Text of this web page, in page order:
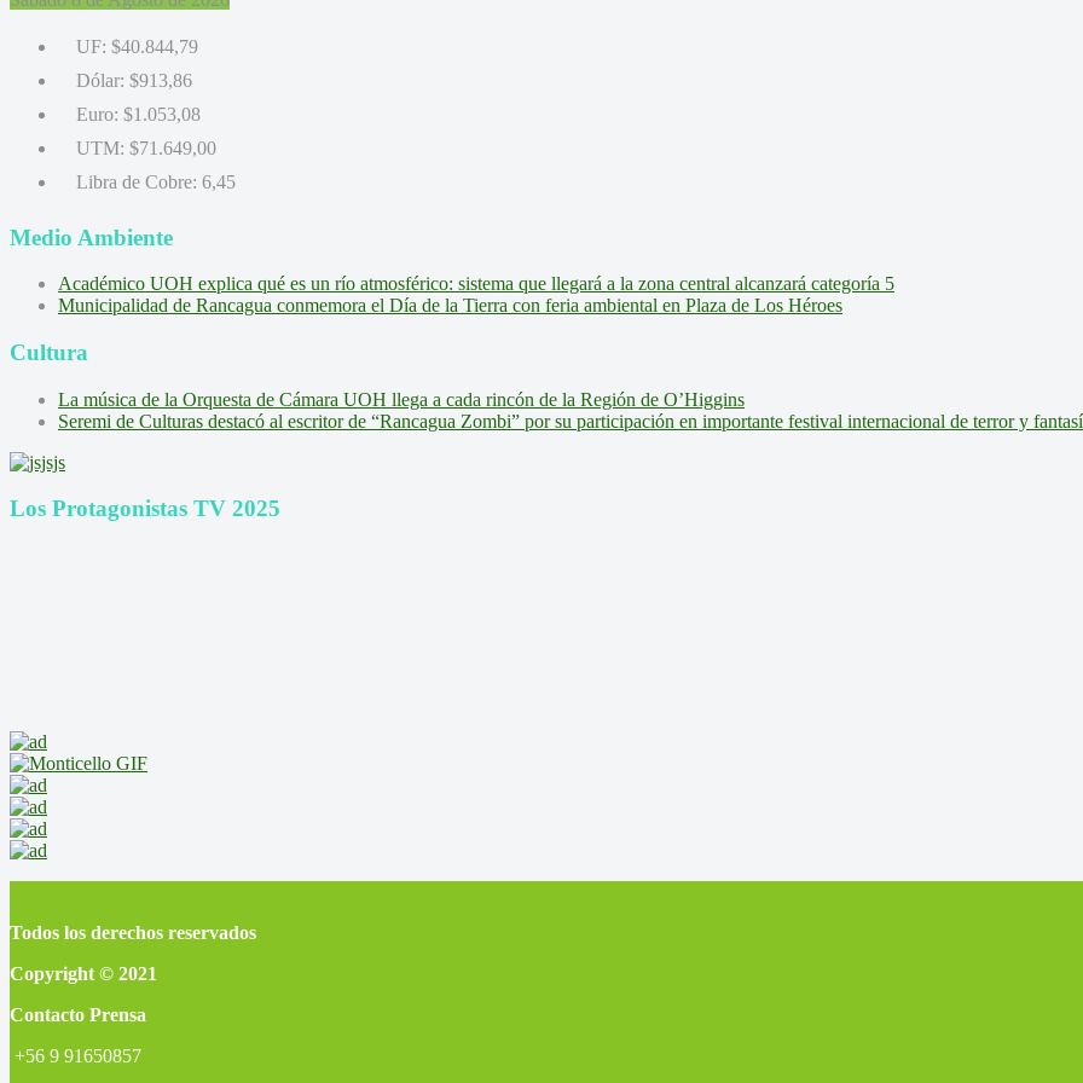
UF: $40.844,79
Dólar: $913,86
Euro: $1.053,08
UTM: $71.649,00
Libra de Cobre: 6,45
Medio Ambiente
Académico UOH explica qué es un río atmosférico: sistema que llegará a la zona central alcanzará categoría 5
Municipalidad de Rancagua conmemora el Día de la Tierra con feria ambiental en Plaza de Los Héroes
Cultura
La música de la Orquesta de Cámara UOH llega a cada rincón de la Región de O’Higgins
Seremi de Culturas destacó al escritor de “Rancagua Zombi” por su participación en importante festival internacional de terror y
Los Protagonistas TV 2025
Todos los derechos reservados
Copyright © 2021
Contacto Prensa
+56 9 91650857